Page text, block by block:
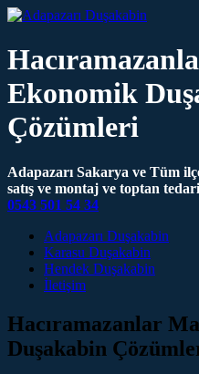
Ekonomik
Çözümleri
Adapazarı Sakarya ve Tüm
satış ve montaj ve toptan
0543 501 54 34
Main Navigation
Adapazarı Duşakabin
Karasu Duşakabin
Hendek Duşakabin
İletişim
Hacıramazanlar
Duşakabin